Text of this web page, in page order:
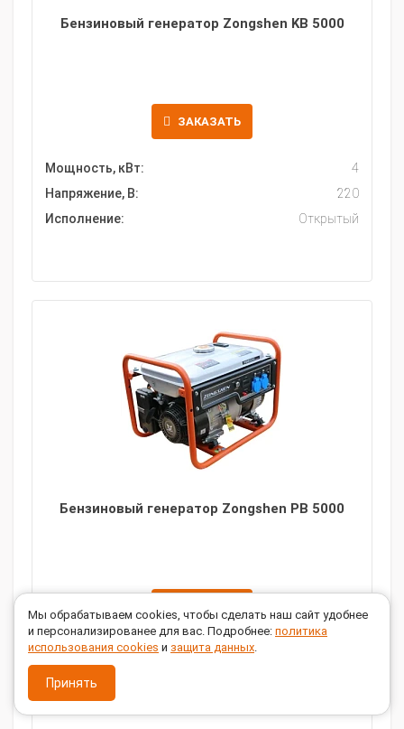
Бензиновый генератор Zongshen KB 5000
ЗАКАЗАТЬ
Мощность, кВт:
4
Напряжение, В:
220
Исполнение:
Открытый
Бензиновый генератор Zongshen PB 5000
ЗАКАЗАТЬ
Мощность, кВт:
Напряжение, В:
Исполнение:
Мы обрабатываем cookies, чтобы сделать наш сайт удобнее
и персонализированее для вас. Подробнее: политика
использования cookies и защита данных.
Принять